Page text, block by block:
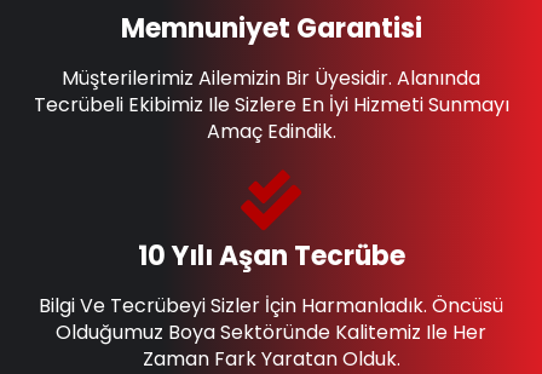
10 Yılı Aşan Tecrübe
Bilgi Ve Tecrübeyi Sizler İçin Harmanladık. Öncüsü
Olduğumuz Boya Sektöründe Kalitemiz Ile Her
Zaman Fark Yaratan Olduk.
Memnuniyet Garantisi
Müşterilerimiz Ailemizin Bir Üyesidir. Alanında
Tecrübeli Ekibimiz Ile Sizlere En İyi Hizmeti Sunmayı
Amaç Edindik.